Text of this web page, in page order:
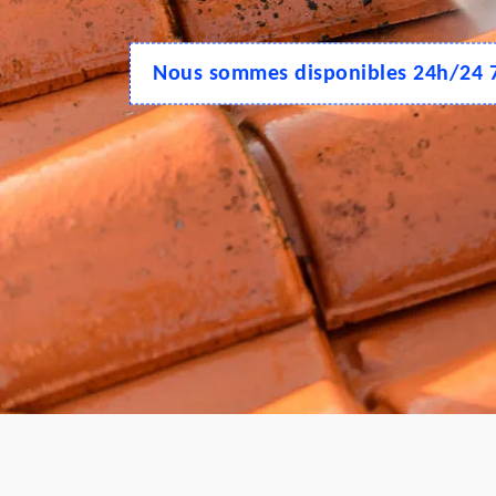
Nous sommes disponibles 24h/24